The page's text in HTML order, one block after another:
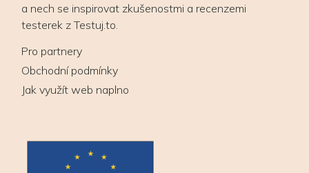
a nech se inspirovat zkušenostmi a recenzemi
testerek z Testuj.to.
Pro partnery
Obchodní podmínky
Jak využít web naplno